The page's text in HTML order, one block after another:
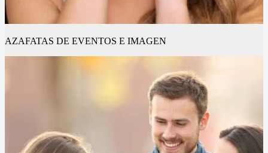
AZAFATAS DE EVENTOS E IMAGEN